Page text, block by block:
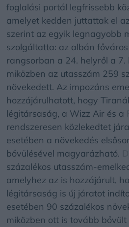
foglalási portál legfrissebb
amelyet kedden juttattak el
szerint az egyik legnagyobb
szolgáltatta: az albán
rangsorban a 24. helyről a 7.
miközben az utasszám 259
növekedett. Az impozáns
hozzájárulhatott, hogy
légitársaság, a Wizz Air és a
rendszeresen közlekedtet
esetében a növekedés
bővülésével magyarázható.
százalékos utasszám-
amelyhez az is hozzájárult,
légitársaság is új járatot
esetében 90 százalékos
miközben ott is tovább